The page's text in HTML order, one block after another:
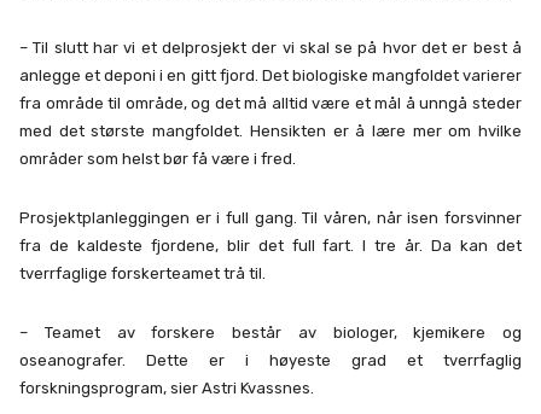
– Til slutt har vi et delprosjekt der vi skal se på hvor det er best å
anlegge et deponi i en gitt fjord. Det biologiske mangfoldet varierer
fra område til område, og det må alltid være et mål å unngå steder
med det største mangfoldet. Hensikten er å lære mer om hvilke
områder som helst bør få være i fred.
Prosjektplanleggingen er i full gang. Til våren, når isen forsvinner
fra de kaldeste fjordene, blir det full fart. I tre år. Da kan det
tverrfaglige forskerteamet trå til.
– Teamet av forskere består av biologer, kjemikere og
oseanografer. Dette er i høyeste grad et tverrfaglig
forskningsprogram, sier Astri Kvassnes.